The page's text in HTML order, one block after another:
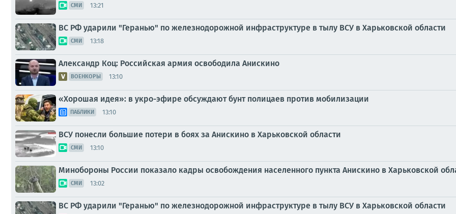
СМИ 13:21
ВС РФ ударили "Геранью" по железнодорожной инфраструктуре в тылу ВСУ в Харьковской области
СМИ 13:18
Александр Коц: Российская армия освободила Анискино
ВОЕНКОРЫ 13:10
«Хорошая идея»: в укро-эфире обсуждают бунт полицаев против мобилизации
ПАБЛИКИ 13:10
ВСУ понесли большие потери в боях за Анискино в Харьковской области
СМИ 13:10
Минобороны России показало кадры освобождения населенного пункта Анискино в Харьковской
СМИ 13:02
ВС РФ ударили "Геранью" по железнодорожной инфраструктуре в тылу ВСУ в Харьковской области